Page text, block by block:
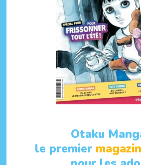
Otaku
le premier